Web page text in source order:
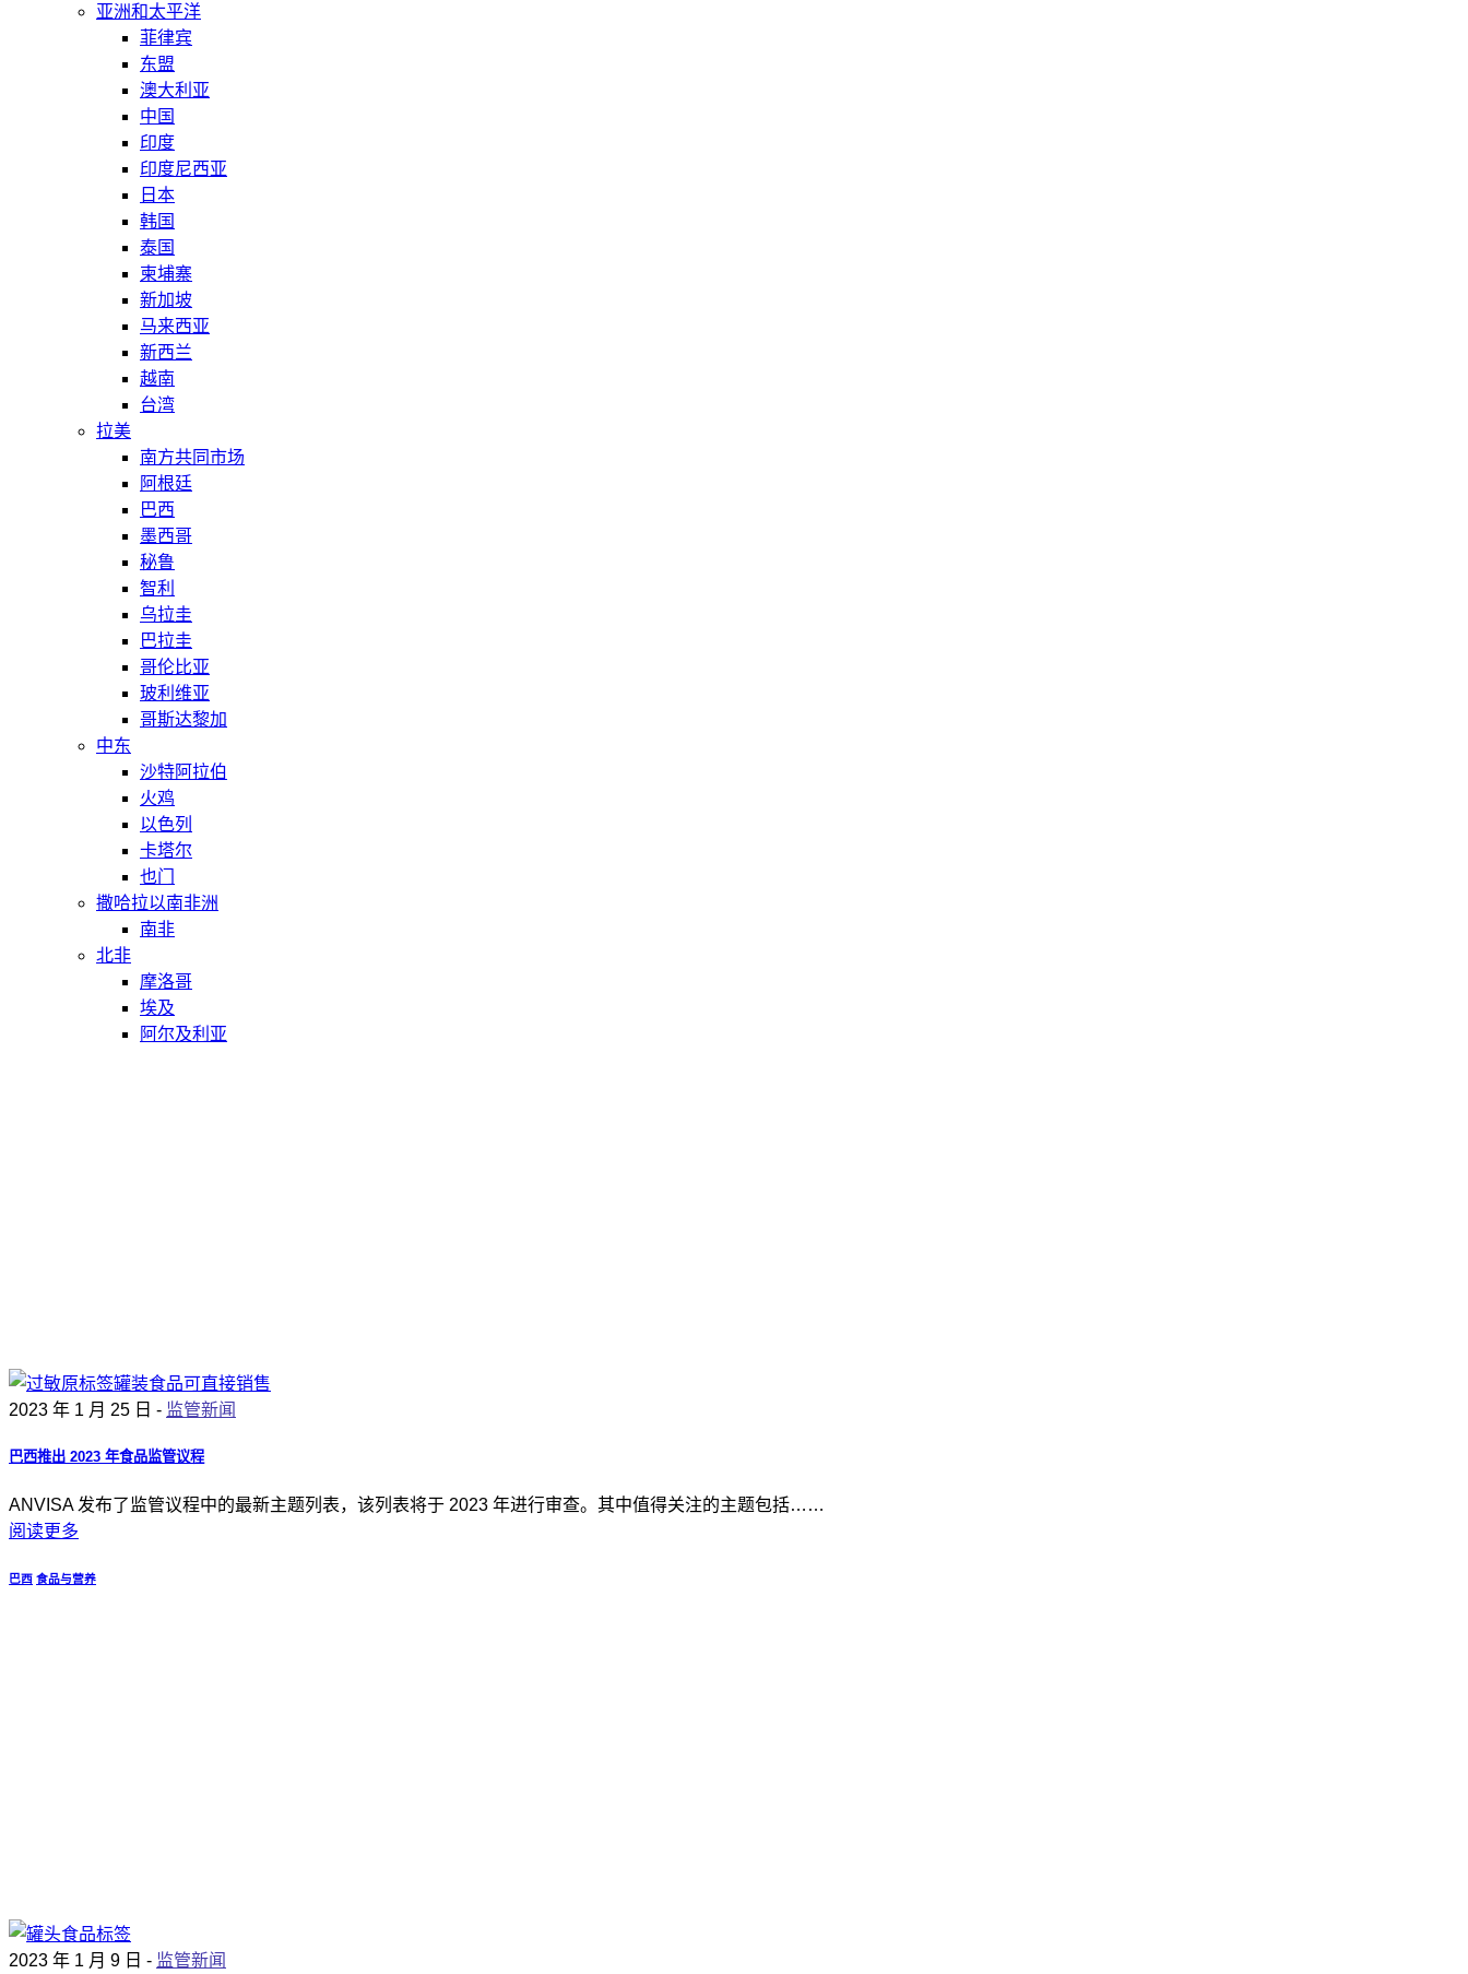
亚洲和太平洋
菲律宾
东盟
澳大利亚
中国
印度
印度尼西亚
日本
韩国
泰国
柬埔寨
新加坡
马来西亚
新西兰
越南
台湾
拉美
南方共同市场
阿根廷
巴西
墨西哥
秘鲁
智利
乌拉圭
巴拉圭
哥伦比亚
玻利维亚
哥斯达黎加
中东
沙特阿拉伯
火鸡
以色列
卡塔尔
也门
撒哈拉以南非洲
南非
北非
摩洛哥
埃及
阿尔及利亚
2023 年 1 月 25 日 - 监管新闻
巴西推出 2023 年食品监管议程
ANVISA 发布了监管议程中的最新主题列表，该列表将于 2023 年进行审查。其中值得关注的主题包括……
阅读更多
巴西 食品与营养
2023 年 1 月 9 日 - 监管新闻